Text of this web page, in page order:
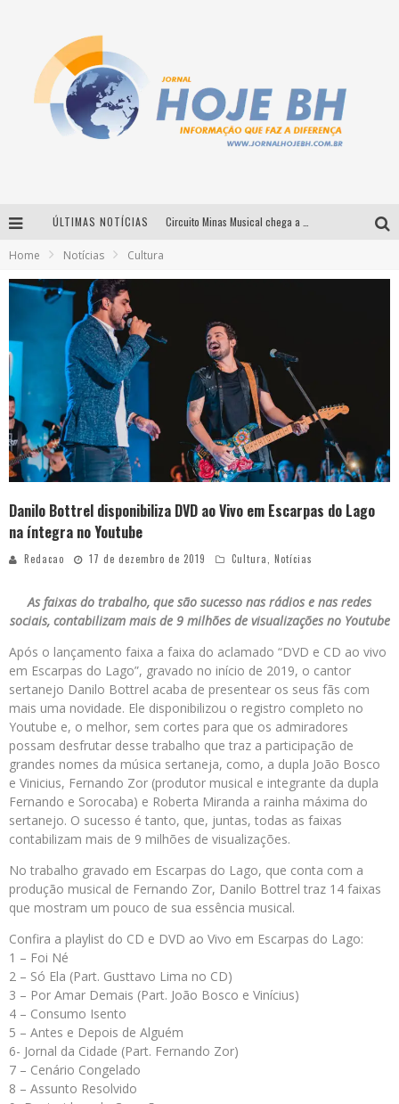
ÚLTIMAS NOTÍCIAS
Home Notícias Cultura
Danilo Bottrel disponibiliza DVD ao Vivo em Escarpas do Lago
na íntegra no Youtube
Redacao 17 de dezembro de 2019 Cultura, Notícias
As faixas do trabalho, que são sucesso nas rádios e nas redes
sociais, contabilizam mais de 9 milhões de visualizações no Youtube
Após o lançamento faixa a faixa do aclamado “DVD e CD ao vivo
em Escarpas do Lago”, gravado no início de 2019, o cantor
sertanejo Danilo Bottrel acaba de presentear os seus fãs com
mais uma novidade. Ele disponibilizou o registro completo no
Youtube e, o melhor, sem cortes para que os admiradores
possam desfrutar desse trabalho que traz a participação de
grandes nomes da música sertaneja, como, a dupla João Bosco
e Vinicius, Fernando Zor (produtor musical e integrante da dupla
Fernando e Sorocaba) e Roberta Miranda a rainha máxima do
sertanejo. O sucesso é tanto, que, juntas, todas as faixas
contabilizam mais de 9 milhões de visualizações.
No trabalho gravado em Escarpas do Lago, que conta com a
produção musical de Fernando Zor, Danilo Bottrel traz 14 faixas
que mostram um pouco de sua essência musical.
Confira a playlist do CD e DVD ao Vivo em Escarpas do Lago:
1 – Foi Né
2 – Só Ela (Part. Gusttavo Lima no CD)
3 – Por Amar Demais (Part. João Bosco e Vinícius)
4 – Consumo Isento
5 – Antes e Depois de Alguém
6- Jornal da Cidade (Part. Fernando Zor)
7 – Cenário Congelado
8 – Assunto Resolvido